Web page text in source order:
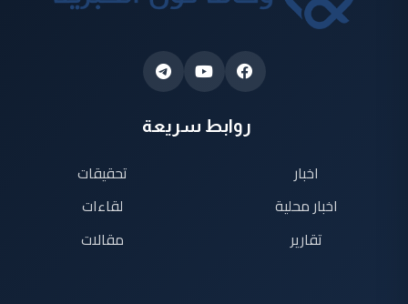
روابط سريعة
اخبار
اخبار محلية
تقارير
تحقيقات
لقاءات
مقالات